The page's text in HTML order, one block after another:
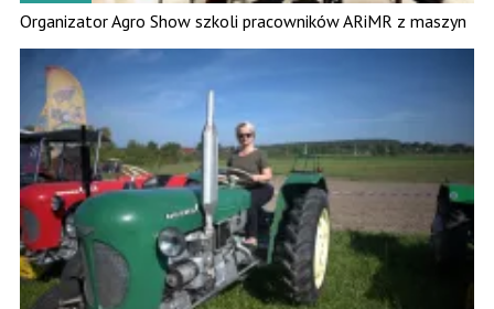
Organizator Agro Show szkoli pracowników ARiMR z maszyn